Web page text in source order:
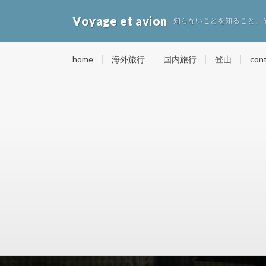
Voyage et avion 知らないことを知ること、
home 海外旅行 国内旅行 登山